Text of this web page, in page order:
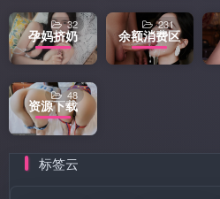
孕妈挤奶
32
余额消费区
231
资源下载
48
标签云